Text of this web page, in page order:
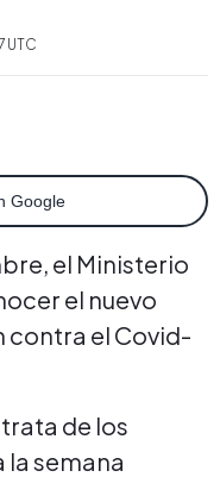
UTC
Google
el Ministerio
el nuevo
contra el Covid-
de los
semana